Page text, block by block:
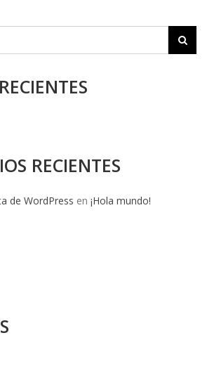
RECIENTES
de WordPress en ¡Hola mundo!